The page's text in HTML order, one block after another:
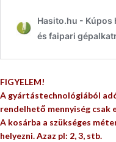
FIGYELEM!
A gyártástechnológiából
rendelhető mennyiség csak
A kosárba a szükséges
helyezni. Azaz pl: 2, 3, stb.